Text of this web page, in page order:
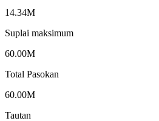
14.34M
Suplai maksimum
60.00M
Total Pasokan
60.00M
Tautan